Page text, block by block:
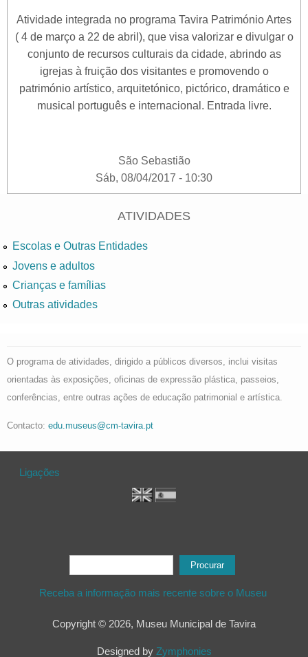
Atividade integrada no programa Tavira Património Artes
( 4 de março a 22 de abril), que visa valorizar e divulgar o
conjunto de recursos culturais da cidade, abrindo as
igrejas à fruição dos visitantes e promovendo o
património artístico, arquitetónico, pictórico, dramático e
musical português e internacional. Entrada livre.
São Sebastião
Sáb, 08/04/2017 - 10:30
ATIVIDADES
Escolas e Outras Entidades
Jovens e adultos
Crianças e famílias
Outras atividades
O programa de atividades, dirigido a públicos diversos, inclui visitas
orientadas às exposições, oficinas de expressão plástica, passeios,
conferências, entre outras ações de educação patrimonial e artística.
Contacto: edu.museus@cm-tavira.pt
Ligações
Formulário de procura
Receba a informação mais recente sobre o Museu
Copyright © 2026, Museu Municipal de Tavira
Designed by Zymphonies